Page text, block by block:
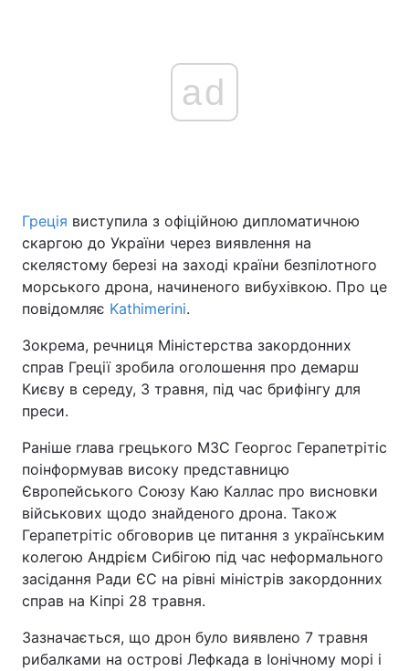
ad
Греція виступила з офіційною дипломатичною
скаргою до України через виявлення на
скелястому березі на заході країни безпілотного
морського дрона, начиненого вибухівкою. Про це
повідомляє Kathimerini.
Зокрема, речниця Міністерства закордонних
справ Греції зробила оголошення про демарш
Києву в середу, 3 травня, під час брифінгу для
преси.
Раніше глава грецького МЗС Георгос Герапетрітіс
поінформував високу представницю
Європейського Союзу Каю Каллас про висновки
військових щодо знайденого дрона. Також
Герапетрітіс обговорив це питання з українським
колегою Андрієм Сибігою під час неформального
засідання Ради ЄС на рівні міністрів закордонних
справ на Кіпрі 28 травня.
Зазначається, що дрон було виявлено 7 травня
рибалками на острові Лефкада в Іонічному морі і